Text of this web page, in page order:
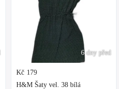
6 dny před
Kč 179
H&M Šaty vel. 38 bílá